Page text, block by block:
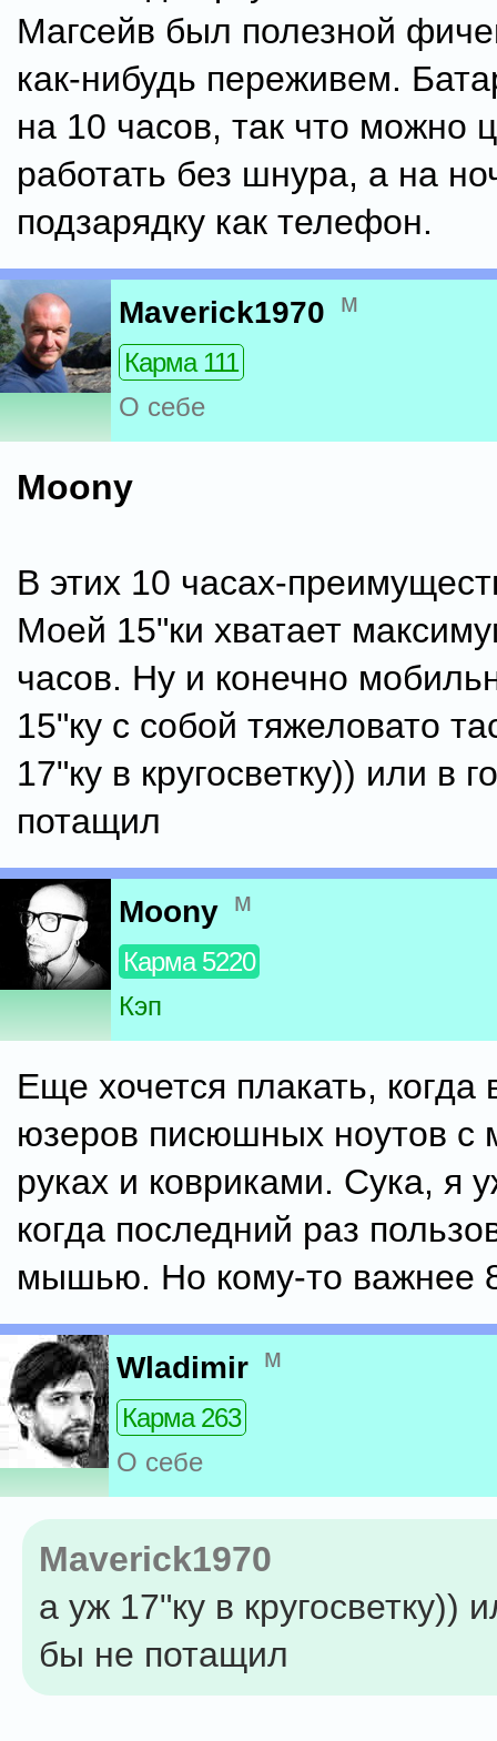
Магсейв был полезной
как-нибудь переживем.
на 10 часов, так что можно
работать без шнура, а на
подзарядку как телефон.
Maverick1970 м
Карма 111
О себе
Moony
В этих 10 часах-
Моей 15"ки хватает
часов. Ну и конечно
15"ку с собой тяжеловато
17"ку в кругосветку)) или в
потащил
Moony м
Карма 5220
Кэп
Еще хочется плакать, когда
юзеров писюшных ноутов
руках и ковриками. Сука, я
когда последний раз
мышью. Но кому-то важнее
Wladimir м
Карма 263
О себе
Maverick1970
а уж 17"ку в кругосветку))
бы не потащил